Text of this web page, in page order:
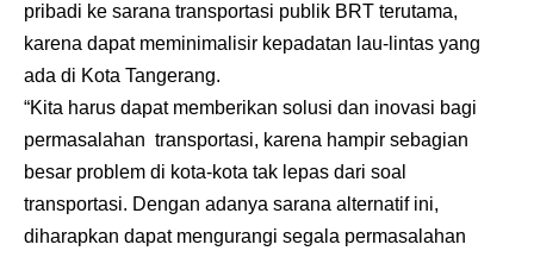
pribadi ke sarana transportasi publik BRT terutama,
karena dapat meminimalisir kepadatan lau-lintas yang
ada di Kota Tangerang.
“Kita harus dapat memberikan solusi dan inovasi bagi
permasalahan transportasi, karena hampir sebagian
besar problem di kota-kota tak lepas dari soal
transportasi. Dengan adanya sarana alternatif ini,
diharapkan dapat mengurangi segala permasalahan